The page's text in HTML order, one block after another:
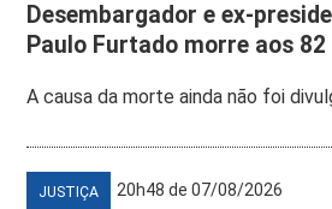
Desembargador e ex-
Paulo Furtado morre aos 82
A causa da morte ainda não foi
JUSTIÇA 20h48 de 07/08/2026